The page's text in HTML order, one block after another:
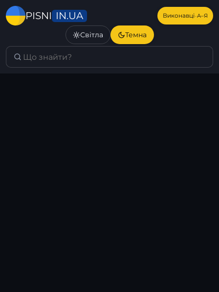
PISNI IN.UA Виконавці·А–Я
Світла Темна